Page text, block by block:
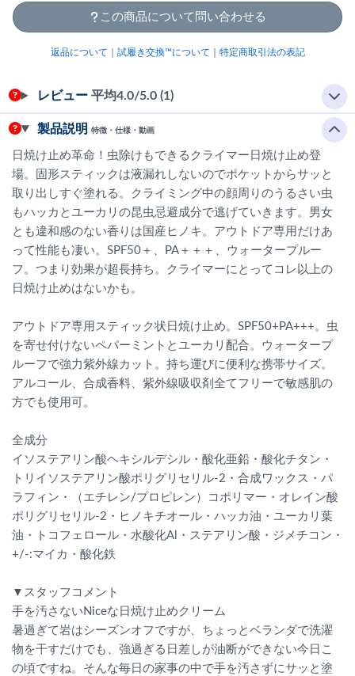
この商品について問い合わせる
返品について 試履き交換™について 特定商取引法の表記
レビュー 平均4.0/5.0 (1)
製品説明 特徴・仕様・動画
日焼け止め革命！虫除けもできるクライマー日焼け止め登
場。固形スティックは液漏れしないのでポケットからサッと
取り出しすぐ塗れる。クライミング中の顔周りのうるさい虫
もハッカとユーカリの昆虫忌避成分で逃げていきます。男女
とも違和感のない香りは国産ヒノキ。アウトドア専用だけあ
って性能も凄い。SPF50＋、PA＋＋＋、ウォータープルー
フ。つまり効果が超長持ち。クライマーにとってコレ以上の
日焼け止めはないかも。
アウトドア専用スティック状日焼け止め。SPF50+PA+++。虫
を寄せ付けないペパーミントとユーカリ配合。ウォータープ
ルーフで強力紫外線カット。持ち運びに便利な携帯サイズ。
アルコール、合成香料、紫外線吸収剤全てフリーで敏感肌の
方でも使用可。
全成分
イソステアリン酸ヘキシルデシル・酸化亜鉛・酸化チタン・
トリイソステアリン酸ポリグリセリル-2・合成ワックス・パ
ラフィン・（エチレン/プロピレン）コポリマー・オレイン酸
ポリグリセリル-2・ヒノキチオール・ハッカ油・ユーカリ葉
油・トコフェロール・水酸化Al・ステアリン酸・ジメチコン・
+/-:マイカ・酸化鉄
▼スタッフコメント
手を汚さないNiceな日焼け止めクリーム
暑過ぎて岩はシーズンオフですが、ちょっとベランダで洗濯
物を干すだけでも、強過ぎる日差しが油断ができない今日こ
の頃ですね。そんな毎日の家事の中で手を汚さずにサッと塗